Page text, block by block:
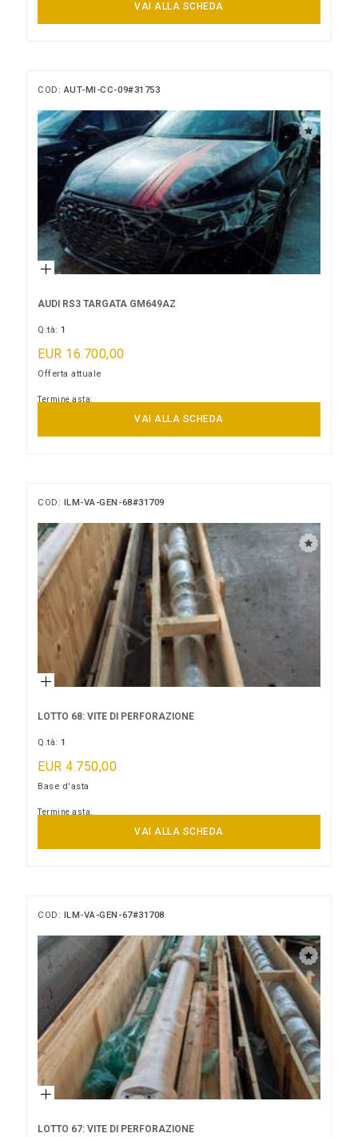
VAI ALLA SCHEDA
COD:AUT-MI-CC-09#31753
AUDI RS3 TARGATA GM649AZ
Q.tà:1
EUR 16.700,00
Offerta attuale
Termine asta:
VAI ALLA SCHEDA
COD: ILM-VA-GEN-68#31709
LOTTO 68: VITE DI PERFORAZIONE
Q.tà:1
EUR 4.750,00
Base d'asta
Termine asta:
VAI ALLA SCHEDA
COD: ILM-VA-GEN-67#31708
LOTTO 67: VITE DI PERFORAZIONE